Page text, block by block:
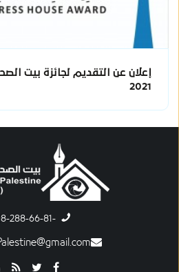
إعلان عن التقديم لجائزة بيت
2021
-8-288-66-81(972)